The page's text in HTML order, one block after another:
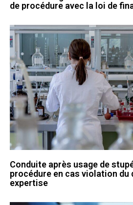
de procédure avec la loi de
Conduite après usage de
procédure en cas violation
expertise